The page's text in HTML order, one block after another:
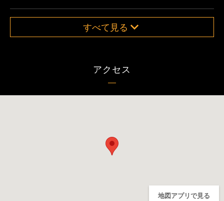
すべて見る
アクセス
地図アプリで見る